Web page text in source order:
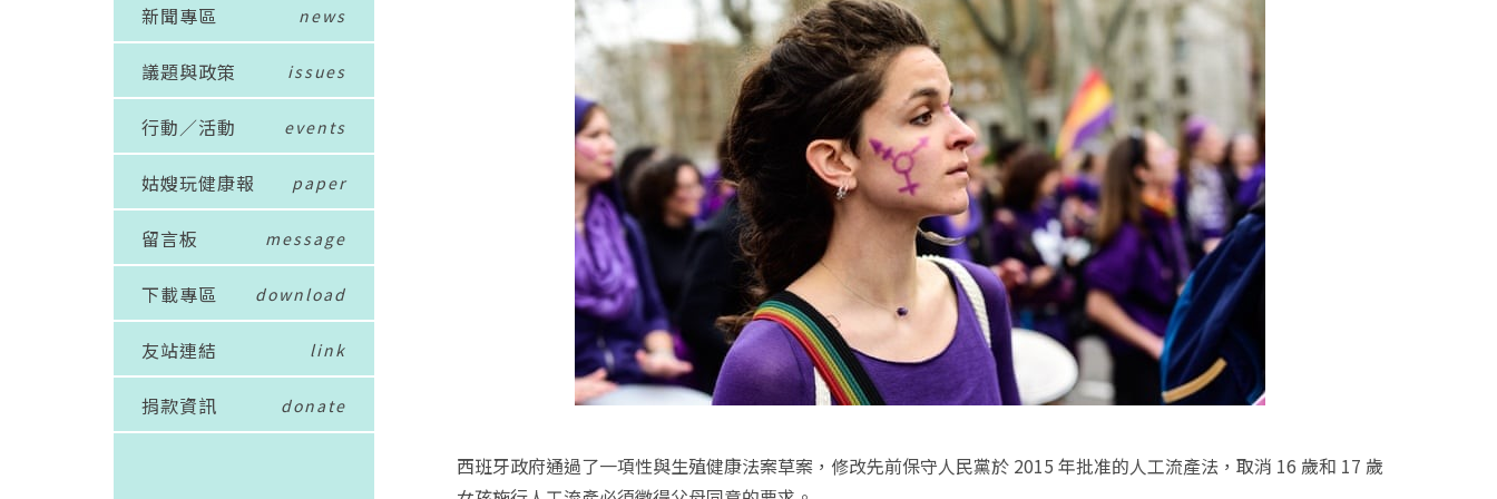
新聞專區 news
議題與政策 issues
行動／活動 events
姑嫂玩健康報 paper
留言板 message
下載專區 download
友站連結 link
捐款資訊 donate
西班牙政府通過了一項性與生殖健康法案草案，修改先前保守人民黨於 2015 年批准的人工流產法，取消 16 歲和 17 歲